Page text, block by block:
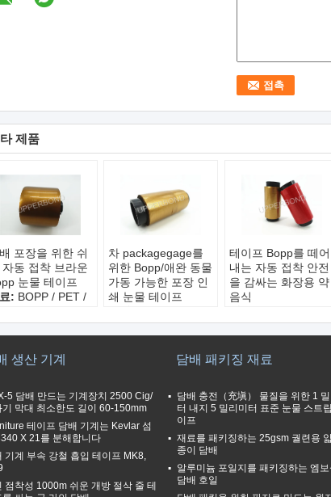
제품
포장을 위한 쉬
자동 접착 브라운
눈물 테이프
: BOPP / PET /
:쉬운 열기
면::강한 인장
차 packagegage를
위한 Bopp/애완 동물
가동 가능한 포장 인
쇄 눈물 테이프
지
투명/은색/골
인쇄:인쇄 제안
테이프 Bopp를 떼어
내는 자동 접착 안전
을 감싸는 화장용 약
음식
MOPP / BOPP
점착제:단면 접착제
애플리케이션:
패키지
생산 기계
5 담배 만드는 기계장치 2500 Cig/
기 막대 최소한도 길이 60-150mm
테이프 담배 기계는 Kevlar 섬
X 21를 분해합니다
기계 부속 강철 흡입 테이프 MK8,
점착성 1000m 쉬운 개방 절삭 줄 테
담배 패키징 재료
담배 충전（充塡） 물질을 위한 1 밀
터 내지 5 밀리미터 표준 눈물 스트
이프
재료를 패키징하는 25gsm 궐련용
종이 담배
알루미늄 포일지를 패키징하는 엠보
담배 호일